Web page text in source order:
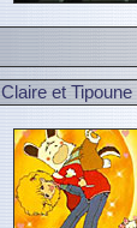
Claire et Tipoune